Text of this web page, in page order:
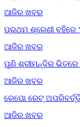
ଆଜିର ଖବର
ପ୍ରଥମ ଶ୍ରେଣୀ ବହିରେ
ଆଜିର ଖବର
ପୁଣି ଶ୍ରୀମନ୍ଦିର ଭିତରେ
ଆଜିର ଖବର
ରେପୋ ରେଟ୍
ଆଜିର ଖବର